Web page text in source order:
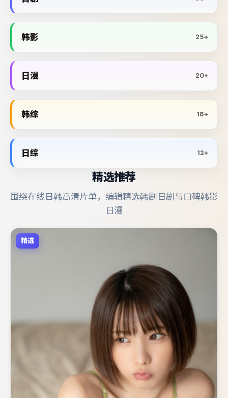
韩影 25+
日漫 20+
韩综 18+
日综 12+
精选推荐
围绕在线日韩高清片单，编辑精选韩剧日剧与口碑韩影
日漫
精选